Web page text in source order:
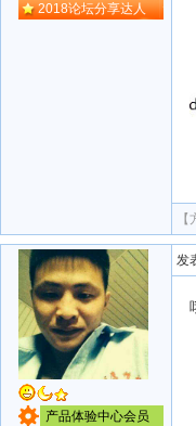
2018论坛分享达人
【
产品体验中心会员
发